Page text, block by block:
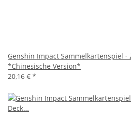
Genshin Impact Sammelkartenspiel
*Chinesische Version*
20,16 € *